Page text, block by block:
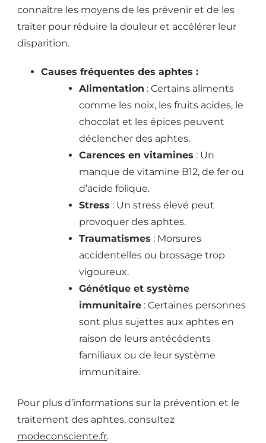
connaître les moyens de les prévenir et de les
traiter pour réduire la douleur et accélérer leur
disparition.
Causes fréquentes des aphtes :
Alimentation : Certains aliments
comme les noix, les fruits acides, le
chocolat et les épices peuvent
déclencher des aphtes.
Carences en vitamines : Un
manque de vitamine B12, de fer ou
d’acide folique.
Stress : Un stress élevé peut
provoquer des aphtes.
Traumatismes : Morsures
accidentelles ou brossage trop
vigoureux.
Génétique et système
immunitaire : Certaines personnes
sont plus sujettes aux aphtes en
raison de leurs antécédents
familiaux ou de leur système
immunitaire.
Pour plus d’informations sur la prévention et le
traitement des aphtes, consultez
modeconsciente.fr.